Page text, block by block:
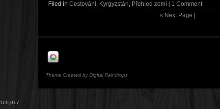
Filed in Cestování, Kyrgyzstán, Přehled zemí
1 Comment
« Next Page |
Theme Created by Digital Raindrops
109,017